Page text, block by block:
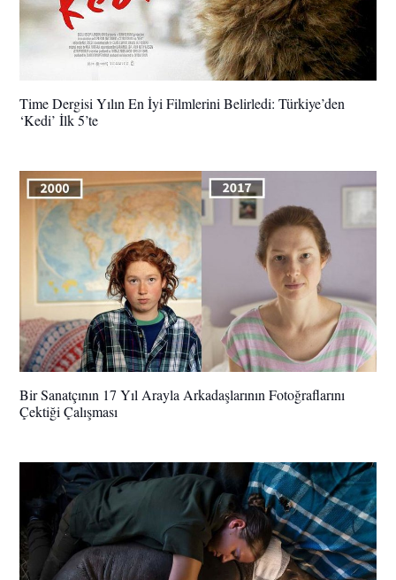
Time Dergisi Yılın En İyi Filmlerini Belirledi: Türkiye’den
‘Kedi’ İlk 5’te
Bir Sanatçının 17 Yıl Arayla Arkadaşlarının Fotoğraflarını
Çektiği Çalışması